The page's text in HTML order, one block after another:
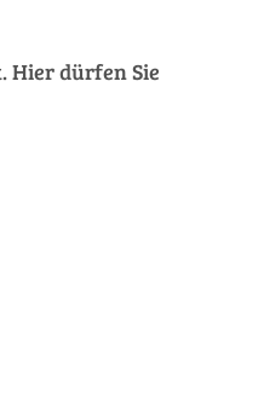
Hier dürfen Sie